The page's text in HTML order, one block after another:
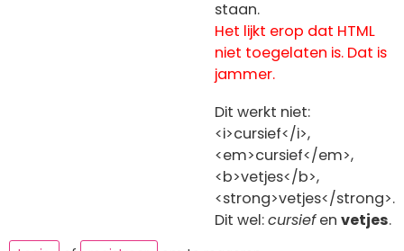
staan.
Het lijkt erop dat HTML
niet toegelaten is. Dat is
jammer.
Dit werkt niet:
<i>cursief</i>,
<em>cursief</em>,
<b>vetjes</b>,
<strong>vetjes</strong>.
Dit wel:cursiefen vetjes.